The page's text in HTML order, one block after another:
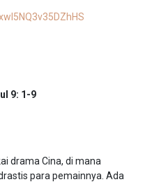
9: 1-9
drama Cina, di mana
para pemainnya. Ada